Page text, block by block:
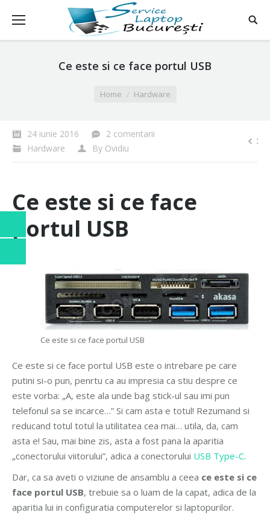
Ce este si ce face portul USB
Home Hardware
24 iunie 2016
2 comentarii
Hardware
By Ovidiu
Ce este si ce face
portul USB
Ce este si ce face portul USB
Ce este si ce face portul USB este o intrebare pe care
putini si-o pun, penrtu ca au impresia ca stiu despre ce
este vorba: „A, este ala unde bag stick-ul sau imi pun
telefonul sa se incarce…” Si cam asta e totul! Rezumand si
reducand totul totul la utilitatea cea mai… utila, da, cam
asta e! Sau, mai bine zis, asta a fost pana la aparitia
„conectorului viitorului”, adica a conectorului USB Type-C.
Dar, ca sa aveti o viziune de ansamblu a ceea ce este si ce
face portul USB, trebuie sa o luam de la capat, adica de la
aparitia lui in configuratia computerelor si laptopurilor.